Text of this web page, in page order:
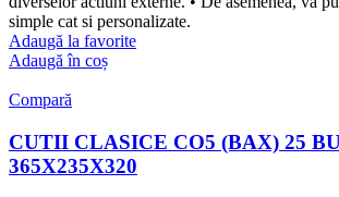
simple cat si personalizate.
Adaugă la favorite
Adaugă în coș
Compară
CUTII CLASICE CO5 (BAX) 25
365X235X320